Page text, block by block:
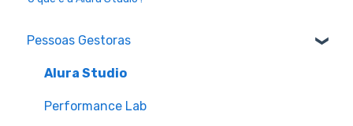
Pessoas Gestoras
Alura Studio
Performance Lab